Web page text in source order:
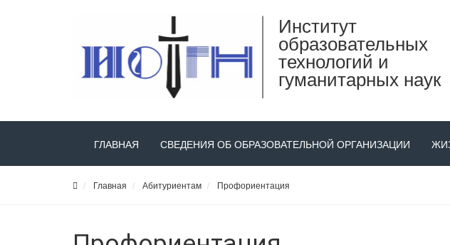
Институт
образовательных
технологий и
гуманитарных наук
ГЛАВНАЯ СВЕДЕНИЯ ОБ ОБРАЗОВАТЕЛЬНОЙ ОРГАНИЗАЦИИ
Главная Абитуриентам Профориентация